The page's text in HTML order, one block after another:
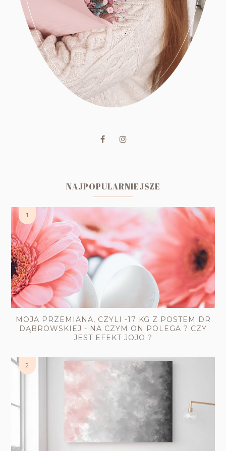
NAJPOPULARNIEJSZE
MOJA PRZEMIANA, CZYLI -17 KG Z POSTEM DR
DĄBROWSKIEJ - NA CZYM ON POLEGA ? CZY
JEST EFEKT JOJO ?